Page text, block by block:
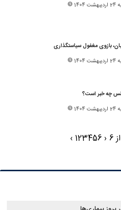
بازوی مغفول سیاستگذاری
چه خبر است؟
‹
123456
›